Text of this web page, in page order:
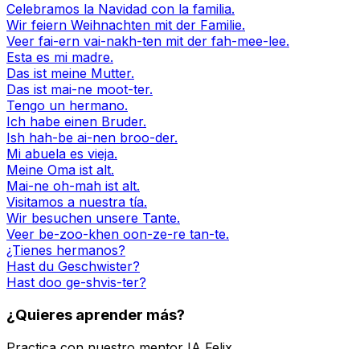
Celebramos la Navidad con la familia.
Wir feiern Weihnachten mit der Familie.
Veer fai-ern vai-nakh-ten mit der fah-mee-lee.
Esta es mi madre.
Das ist meine Mutter.
Das ist mai-ne moot-ter.
Tengo un hermano.
Ich habe einen Bruder.
Ish hah-be ai-nen broo-der.
Mi abuela es vieja.
Meine Oma ist alt.
Mai-ne oh-mah ist alt.
Visitamos a nuestra tía.
Wir besuchen unsere Tante.
Veer be-zoo-khen oon-ze-re tan-te.
¿Tienes hermanos?
Hast du Geschwister?
Hast doo ge-shvis-ter?
¿Quieres aprender más?